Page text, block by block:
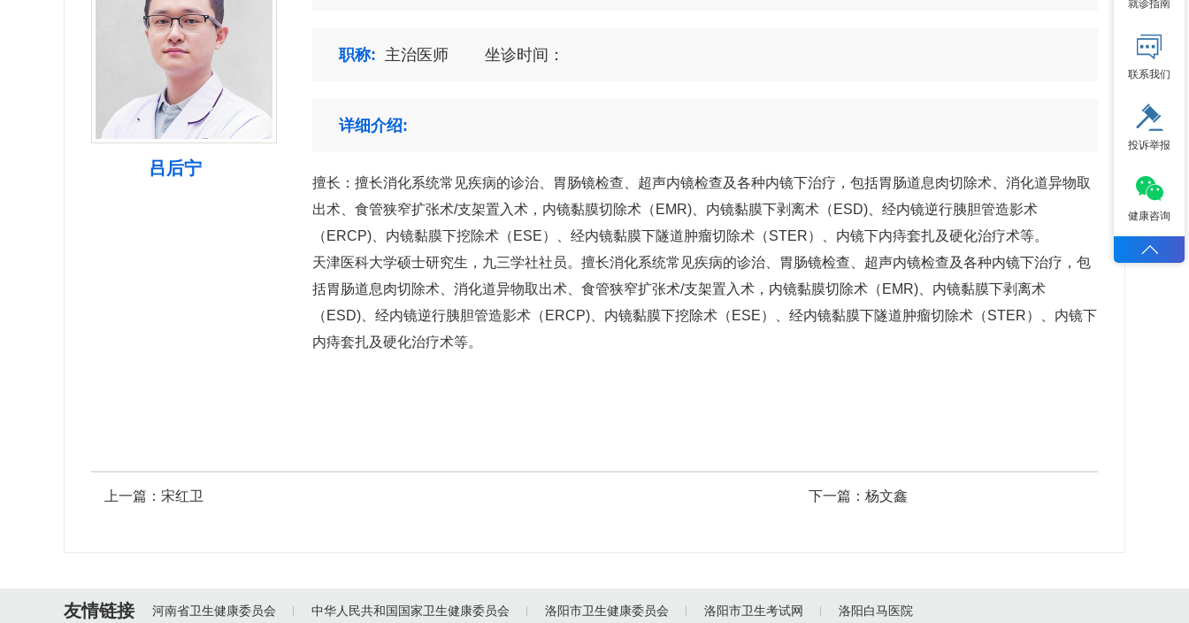
吕后宁
职称: 主治医师 坐诊时间：
详细介绍:
擅长：擅长消化系统常见疾病的诊治、胃肠镜检查、超声内镜检查及各种内镜下治疗，包括胃肠道息肉切除术、消化道异物取
出术、食管狭窄扩张术/支架置入术，内镜黏膜切除术（EMR)、内镜黏膜下剥离术（ESD)、经内镜逆行胰胆管造影术
（ERCP)、内镜黏膜下挖除术（ESE）、经内镜黏膜下隧道肿瘤切除术（STER）、内镜下内痔套扎及硬化治疗术等。
天津医科大学硕士研究生，九三学社社员。擅长消化系统常见疾病的诊治、胃肠镜检查、超声内镜检查及各种内镜下治疗，包
括胃肠道息肉切除术、消化道异物取出术、食管狭窄扩张术/支架置入术，内镜黏膜切除术（EMR)、内镜黏膜下剥离术
（ESD)、经内镜逆行胰胆管造影术（ERCP)、内镜黏膜下挖除术（ESE）、经内镜黏膜下隧道肿瘤切除术（STER）、内镜下
内痔套扎及硬化治疗术等。
上一篇： 宋红卫 下一篇： 杨文鑫
友情链接 河南省卫生健康委员会 中华人民共和国国家卫生健康委员会 洛阳市卫生健康委员会 洛阳市卫生考试网 洛阳白马医院
就诊指南
联系我们
投诉举报
健康咨询